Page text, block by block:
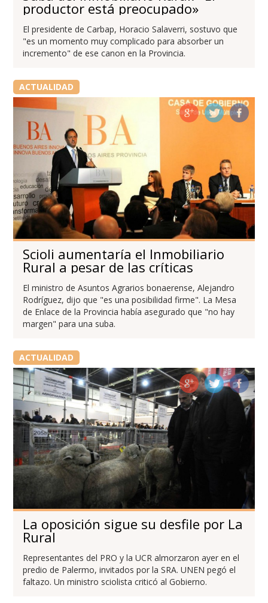
productor está preocupado»
El presidente de Carbap, Horacio Salaverri, sostuvo que
"es un momento muy complicado para absorber un
incremento" de ese canon en la Provincia.
ACTUALIDAD
Scioli aumentaría el Inmobiliario
Rural a pesar de las críticas
El ministro de Asuntos Agrarios bonaerense, Alejandro
Rodríguez, dijo que "es una posibilidad firme". La Mesa
de Enlace de la Provincia había asegurado que "no hay
margen" para una suba.
ACTUALIDAD
La oposición sigue su desfile por La
Rural
Representantes del PRO y la UCR almorzaron ayer en el
predio de Palermo, invitados por la SRA. UNEN pegó el
faltazo. Un ministro sciolista criticó al Gobierno.